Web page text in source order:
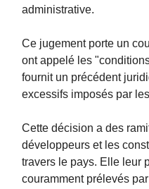
administrative.
Ce jugement porte un
ont appelé les
fournit un précédent
excessifs imposés par
Cette décision a des
développeurs et les
travers le pays. Elle leur
couramment prélevés